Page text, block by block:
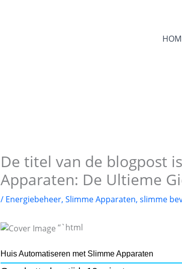
De titel van de blogpost
Apparaten: De Ultieme
/ Energiebeheer, Slimme Apparaten, slimme
“`html
Huis Automatiseren met Slimme Apparaten